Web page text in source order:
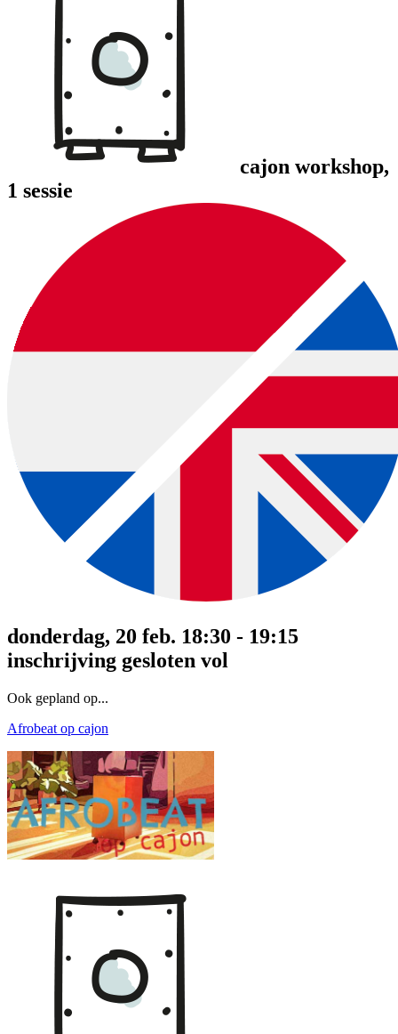
cajon workshop,
1 sessie
donderdag, 20 feb. 18:30 - 19:15
inschrijving gesloten vol
Ook gepland op...
Afrobeat op cajon